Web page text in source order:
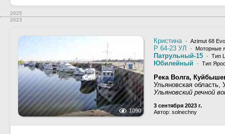
2025
2023
1090
Кристина · Azimut 68
Р 64-23 УЛ · Моторные
Патрульный-15 · Тип
Юбилейный · Тип
Река Волга,
Ульяновская область,
Ульяновский речной
3 сентября 2023 г.
Автор: solnechny